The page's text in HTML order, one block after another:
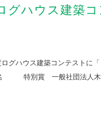
グハウス建築
ス建築コンテストに「し
名 特別賞 一般社団法人